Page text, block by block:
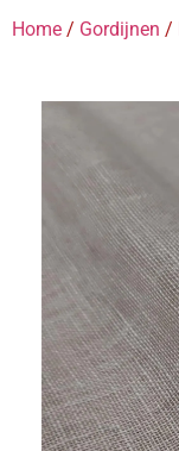
Home / Gordijnen /